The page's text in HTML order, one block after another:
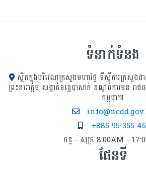
ទំនាក់ទំនង
ស្ថិតក្នុងបរិវេណក្រសួងមហាផ្ទៃ ទីស្ដីការក្រសួង​ជ
ព្រះនរោត្តម សង្កាត់ទន្លេបាសាក់ ខណ្ឌចំការមន រា
កម្ពុជា៕
+885 95 355
ចន្ទ - សុក្រ 8:00AM -
ផែនទី